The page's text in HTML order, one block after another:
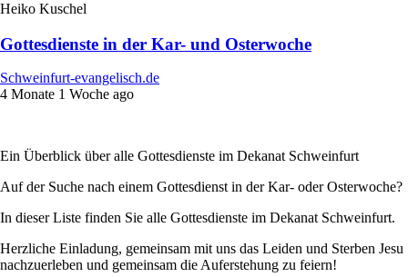
Heiko Kuschel
Gottesdienste in der Kar- und Osterwoche
Schweinfurt-evangelisch.de
4 Monate 1 Woche ago
Ein Überblick über alle Gottesdienste im Dekanat Schweinfurt
Auf der Suche nach einem Gottesdienst in der Kar- oder Osterwoche?
In dieser Liste finden Sie alle Gottesdienste im Dekanat Schweinfurt.
Herzliche Einladung, gemeinsam mit uns das Leiden und Sterben Jesu
nachzuerleben und gemeinsam die Auferstehung zu feiern!